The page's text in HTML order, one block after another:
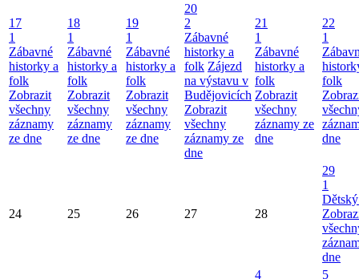
17
1
Zábavné
historky a
folk
Zobrazit
všechny
záznamy
ze dne
18
1
Zábavné
historky a
folk
Zobrazit
všechny
záznamy
ze dne
19
1
Zábavné
historky a
folk
Zobrazit
všechny
záznamy
ze dne
20
2
Zábavné
historky a
folk Zájezd
na výstavu v
Budějovicích
Zobrazit
všechny
záznamy ze
dne
21
1
Zábavné
historky a
folk
Zobrazit
všechny
záznamy ze
dne
22
1
folk
dne
24 25 26 27 28
29
1
dne
4
5